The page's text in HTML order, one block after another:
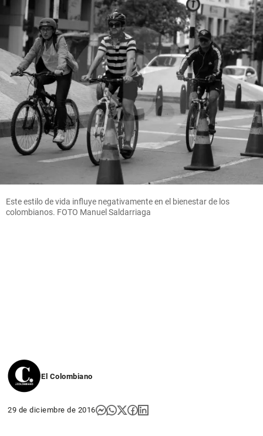
Este estilo de vida influye negativamente en el bienestar de los
colombianos. FOTO Manuel Saldarriaga
El Colombiano
29 de diciembre de 2016